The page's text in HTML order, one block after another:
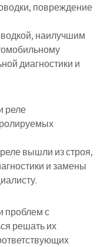
повреждение
наилучшим
диагностики и
реле
вышли из строя,
и замены
проблем с
решать их